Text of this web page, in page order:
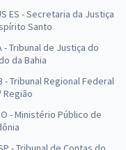
ES - Secretaria da Justiça
Santo
- Tribunal de Justiça do
da Bahia
- Tribunal Regional Federal
Região
- Ministério Público de